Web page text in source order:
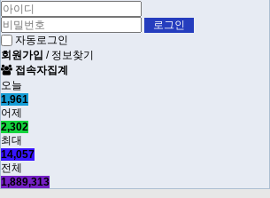
자동로그인
회원가입 / 정보찾기
접속자집계
오늘
1,961
어제
2,302
최대
14,057
전체
1,889,313